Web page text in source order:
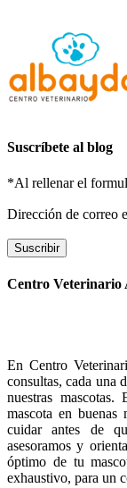
Suscríbete al blog
*Al rellenar el
Dirección de correo
Suscribir
Centro Veterinario
En Centro
consultas, cada una
nuestras
mascota en
cuidar antes de
asesoramos y
óptimo de tu
exhaustivo, para un